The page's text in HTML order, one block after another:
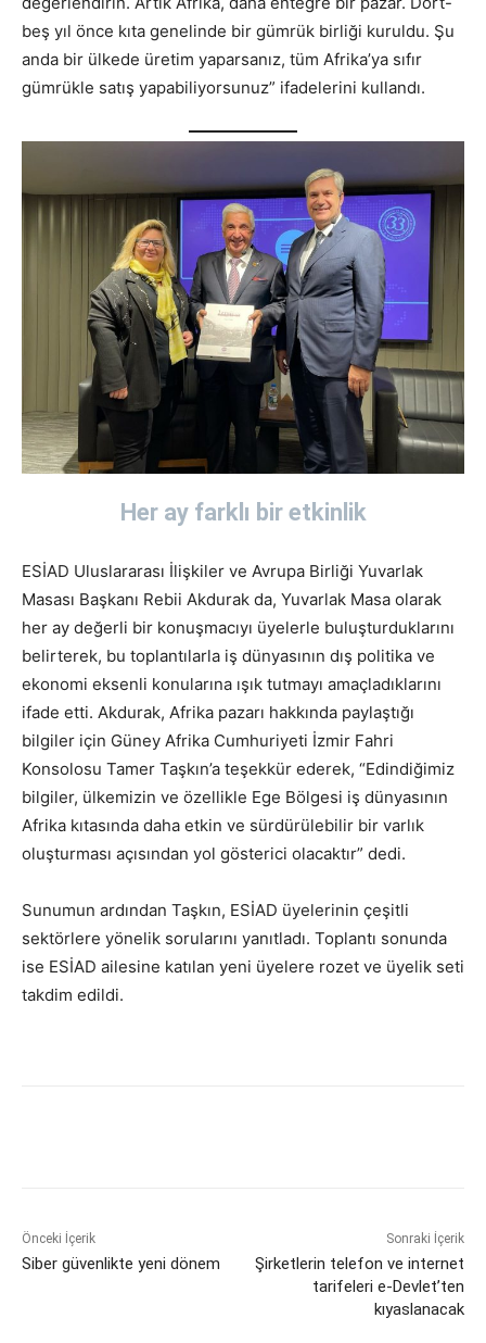
beş yıl önce kıta genelinde bir gümrük birliği kuruldu. Şu
anda bir ülkede üretim yaparsanız, tüm Afrika’ya sıfır
gümrükle satış yapabiliyorsunuz” ifadelerini kullandı.
Her ay farklı bir etkinlik
ESİAD Uluslararası İlişkiler ve Avrupa Birliği Yuvarlak
Masası Başkanı Rebii Akdurak da, Yuvarlak Masa olarak
her ay değerli bir konuşmacıyı üyelerle buluşturduklarını
belirterek, bu toplantılarla iş dünyasının dış politika ve
ekonomi eksenli konularına ışık tutmayı amaçladıklarını
ifade etti. Akdurak, Afrika pazarı hakkında paylaştığı
bilgiler için Güney Afrika Cumhuriyeti İzmir Fahri
Konsolosu Tamer Taşkın’a teşekkür ederek, “Edindiğimiz
bilgiler, ülkemizin ve özellikle Ege Bölgesi iş dünyasının
Afrika kıtasında daha etkin ve sürdürülebilir bir varlık
oluşturması açısından yol gösterici olacaktır” dedi.
Sunumun ardından Taşkın, ESİAD üyelerinin çeşitli
sektörlere yönelik sorularını yanıtladı. Toplantı sonunda
ise ESİAD ailesine katılan yeni üyelere rozet ve üyelik seti
takdim edildi.
Önceki İçerik
Siber güvenlikte yeni dönem
Sonraki İçerik
Şirketlerin telefon ve internet
tarifeleri e-Devlet’ten
kıyaslanacak